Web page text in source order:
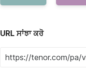
URL ਸਾਂਝਾ ਕਰੋ